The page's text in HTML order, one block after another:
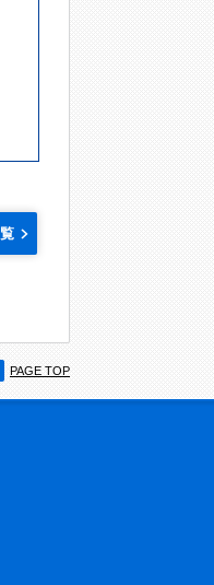
PAGE TOP